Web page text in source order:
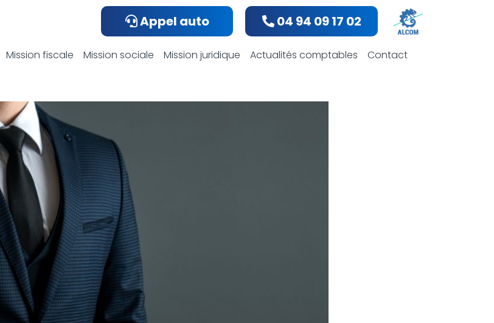
Appel auto 04 94 09 17 02
Mission fiscale Mission sociale Mission juridique Actualités comptables Contact
comptables